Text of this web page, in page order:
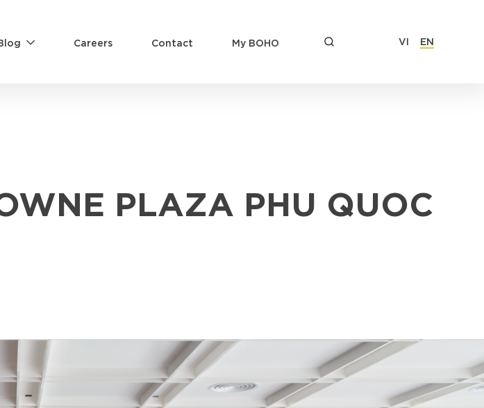
Careers Contact My BOHO VI EN
PLAZA PHU QUOC